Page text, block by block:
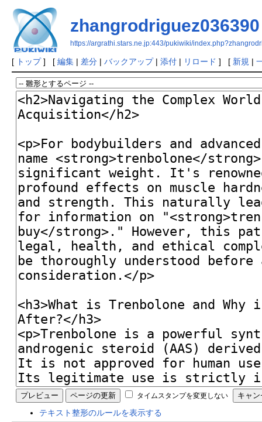
zhangrodriguez036390
https://argrathi.stars.ne.jp:443/pukiwiki/
[ トップ] [ 編集| 差分| バックアップ| 添付| リロード ] [ 新規 |
タイムスタンプを変更しない
テキスト整形のルールを表示する